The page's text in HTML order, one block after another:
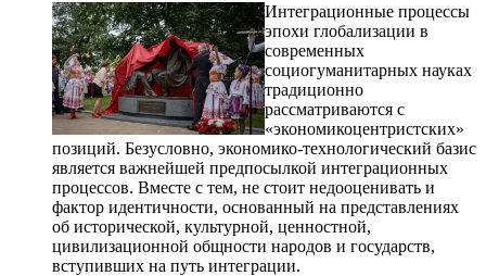
Интеграционные процессы
эпохи глобализации в
современных
социогуманитарных науках
традиционно
рассматриваются с
«экономикоцентристских»
позиций. Безусловно, экономико-технологический базис
является важнейшей предпосылкой интеграционных
процессов. Вместе с тем, не стоит недооценивать и
фактор идентичности, основанный на представлениях
об исторической, культурной, ценностной,
цивилизационной общности народов и государств,
вступивших на путь интеграции.